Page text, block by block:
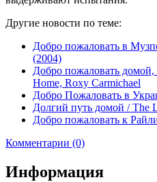
Другие новости по теме:
Добро пожаловать в
(2004)
Добро пожаловать
Home, Roxy Carmichael
Добро Пожаловать в
Долгий путь домой / The
Добро пожаловать к
Комментарии (0)
Информация